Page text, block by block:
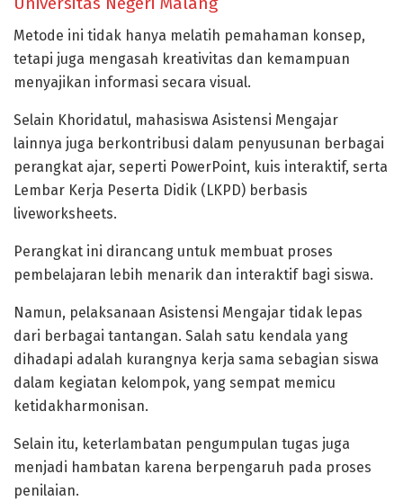
Metode ini tidak hanya melatih pemahaman konsep,
tetapi juga mengasah kreativitas dan kemampuan
menyajikan informasi secara visual.
Selain Khoridatul, mahasiswa Asistensi Mengajar
lainnya juga berkontribusi dalam penyusunan berbagai
perangkat ajar, seperti PowerPoint, kuis interaktif, serta
Lembar Kerja Peserta Didik (LKPD) berbasis
liveworksheets.
Perangkat ini dirancang untuk membuat proses
pembelajaran lebih menarik dan interaktif bagi siswa.
Namun, pelaksanaan Asistensi Mengajar tidak lepas
dari berbagai tantangan. Salah satu kendala yang
dihadapi adalah kurangnya kerja sama sebagian siswa
dalam kegiatan kelompok, yang sempat memicu
ketidakharmonisan.
Selain itu, keterlambatan pengumpulan tugas juga
menjadi hambatan karena berpengaruh pada proses
penilaian.